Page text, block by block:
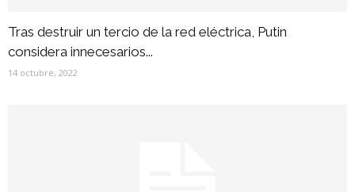
Tras destruir un tercio de la red eléctrica, Putin
considera innecesarios...
14 octubre, 2022